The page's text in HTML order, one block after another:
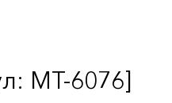
MT-6076]